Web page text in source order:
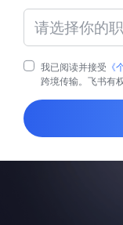
请选择你的
我已阅读并接受 《
跨境传输。飞书有